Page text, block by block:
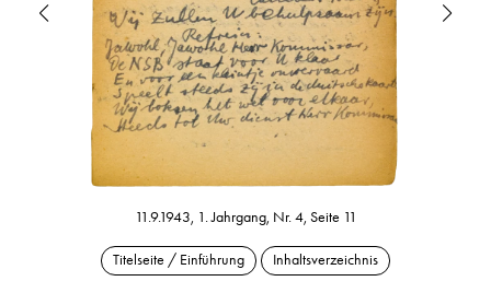
11.9.1943, 1. Jahrgang, Nr. 4, Seite 11
Titelseite / Einführung Inhaltsverzeichnis